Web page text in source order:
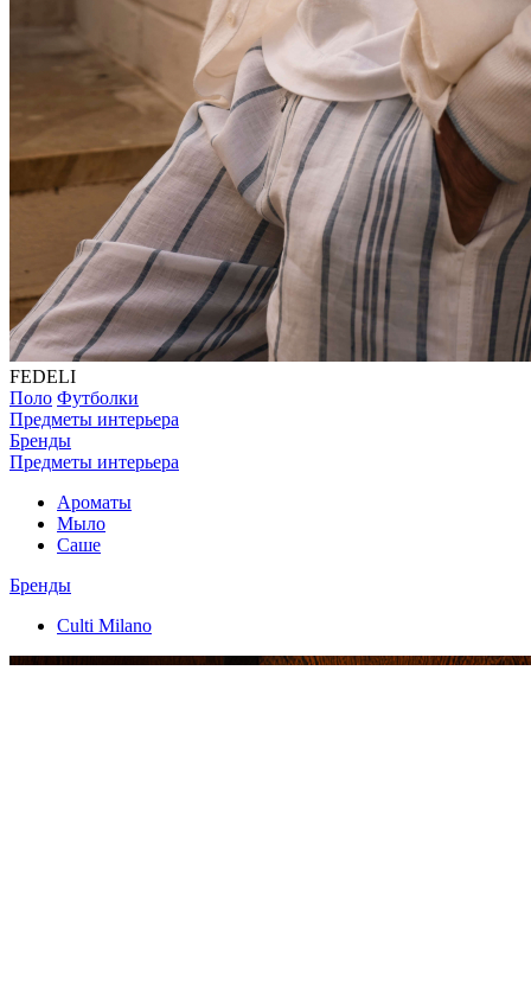
FEDELI
Поло Футболки
Предметы интерьера
Бренды
Предметы интерьера
Ароматы
Мыло
Саше
Бренды
Culti Milano